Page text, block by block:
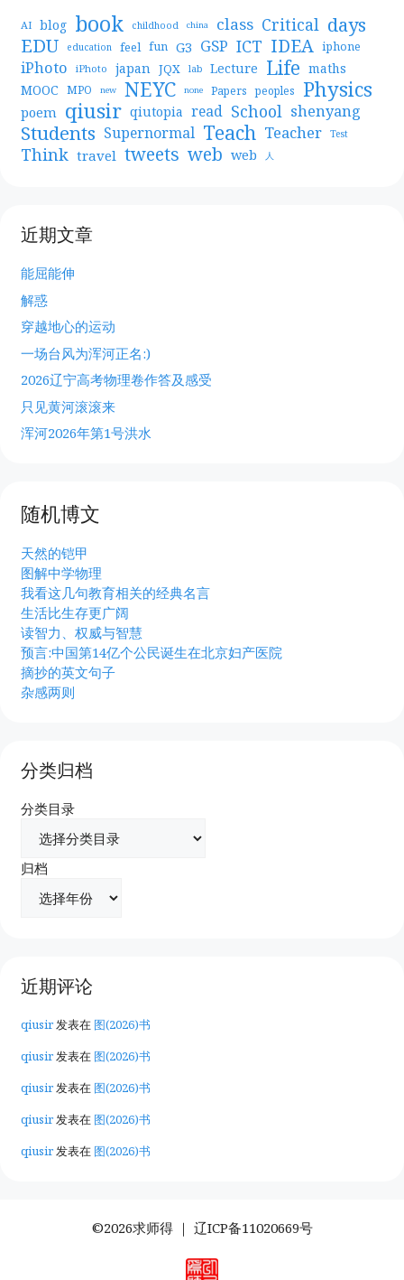
AI blog book childhood china class Critical days
EDU education feel fun G3 GSP ICT IDEA iphone
iPhoto iPhoto japan JQX lab Lecture Life maths
MOOC MPO new NEYC none Papers peoples Physics
poem qiusir qiutopia read School shenyang
Students Supernormal Teach Teacher Test
Think travel tweets web web 人
近期文章
能屈能伸
解惑
穿越地心的运动
一场台风为浑河正名:)
2026辽宁高考物理卷作答及感受
只见黄河滚滚来
浑河2026年第1号洪水
随机博文
天然的铠甲
图解中学物理
我看这几句教育相关的经典名言
生活比生存更广阔
读智力、权威与智慧
预言:中国第14亿个公民诞生在北京妇产医院
摘抄的英文句子
杂感两则
分类归档
分类目录
归档
近期评论
qiusir发表在 图(2026)书
qiusir发表在 图(2026)书
qiusir发表在 图(2026)书
qiusir发表在 图(2026)书
qiusir发表在 图(2026)书
©2026求师得 ｜ 辽ICP备11020669号